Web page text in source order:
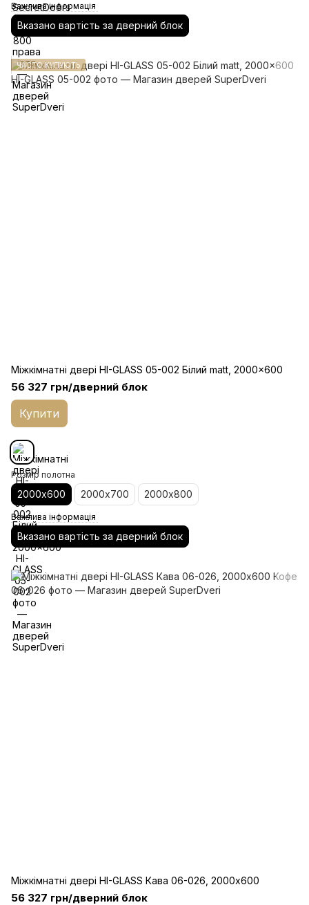
Важлива інформація
Вказано вартість за дверний блок
ЧАСТО КУПУЮТЬ
Міжкімнатні двері HI-GLASS 05-002 Білий matt, 2000x600
56 327 грн/дверний блок
Купити
Розмір полотна
2000х600 2000х700 2000х800
Важлива інформація
Вказано вартість за дверний блок
Міжкімнатні двері HI-GLASS Кава 06-026, 2000x600
56 327 грн/дверний блок